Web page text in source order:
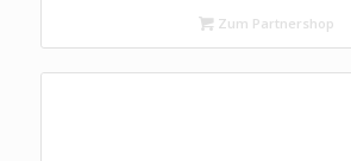
Zum Partnershop